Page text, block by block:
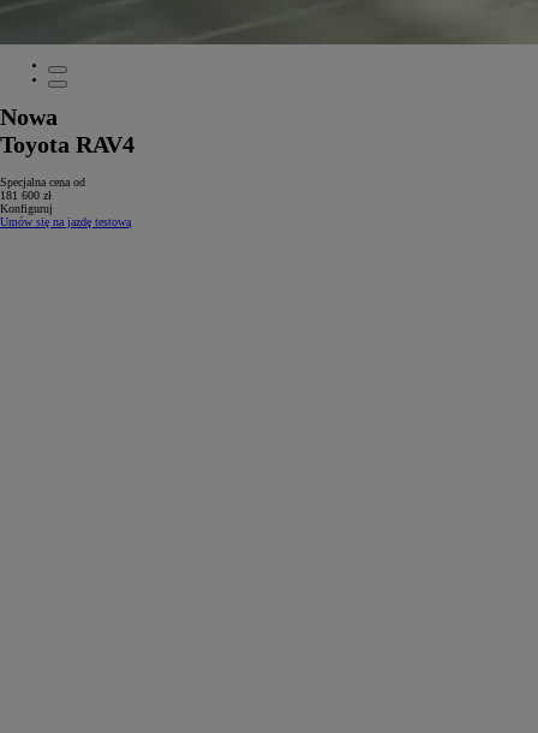
Nowa
Toyota RAV4
Specjalna cena od
181 600 zł
Konfiguruj
Umów się na jazdę testową